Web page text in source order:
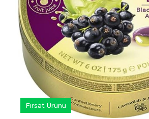
Fırsat Ürünü